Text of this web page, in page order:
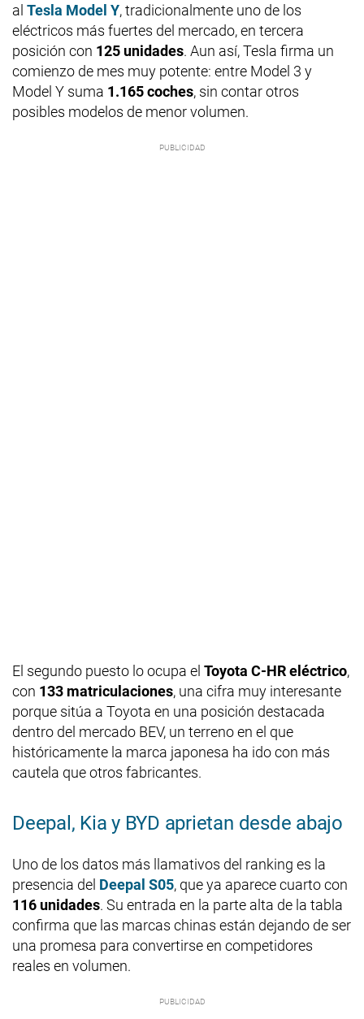
al Tesla Model Y, tradicionalmente uno de los
eléctricos más fuertes del mercado, en tercera
posición con 125 unidades. Aun así, Tesla firma un
comienzo de mes muy potente: entre Model 3 y
Model Y suma 1.165 coches, sin contar otros
posibles modelos de menor volumen.
El segundo puesto lo ocupa el Toyota C-HR eléctrico,
con 133 matriculaciones, una cifra muy interesante
porque sitúa a Toyota en una posición destacada
dentro del mercado BEV, un terreno en el que
históricamente la marca japonesa ha ido con más
cautela que otros fabricantes.
Deepal, Kia y BYD aprietan desde abajo
Uno de los datos más llamativos del ranking es la
presencia del Deepal S05, que ya aparece cuarto con
116 unidades. Su entrada en la parte alta de la tabla
confirma que las marcas chinas están dejando de ser
una promesa para convertirse en competidores
reales en volumen.